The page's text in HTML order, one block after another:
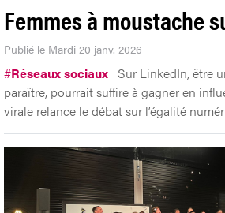
Femmes à moustache
Publié le Mardi 20 janv. 2026
#Réseaux sociaux Sur LinkedIn, être
paraître, pourrait suffire à gagner en
virale relance le débat sur l’égalité